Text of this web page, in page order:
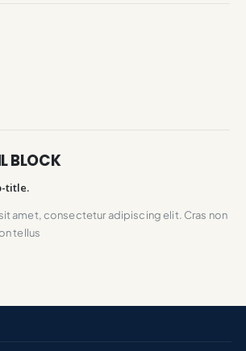
BLOCK
title.
amet, consectetur adipiscing elit. Cras non
tellus